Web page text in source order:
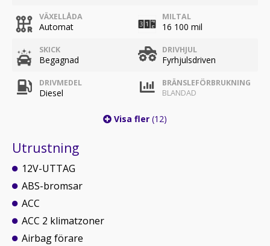
VÄXELLÅDA
Automat
MILTAL
16 100 mil
SKICK
Begagnad
DRIVHJUL
Fyrhjulsdriven
DRIVMEDEL
Diesel
BRÄNSLEFÖRBRUKNING
BLANDAD
Visa fler (12)
Utrustning
12V-UTTAG
ABS-bromsar
ACC
ACC 2 klimatzoner
Airbag förare